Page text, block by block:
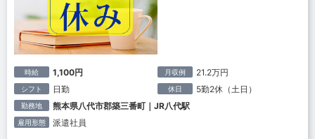
時給 1,100円 月収例 21.2万円
シフト 日勤 休日 5勤2休（土日）
勤務地 熊本県八代市郡築三番町｜JR八代駅
雇用形態 派遣社員